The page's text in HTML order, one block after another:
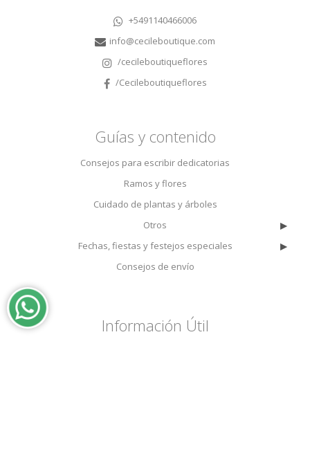
+5491140466006
info@cecileboutique.com
/cecileboutiqueflores
/Cecileboutiqueflores
Guías y contenido
Consejos para escribir dedicatorias
Ramos y flores
Cuidado de plantas y árboles
Otros
▸
Fechas, fiestas y festejos especiales ▸
Consejos de envío
Información Útil